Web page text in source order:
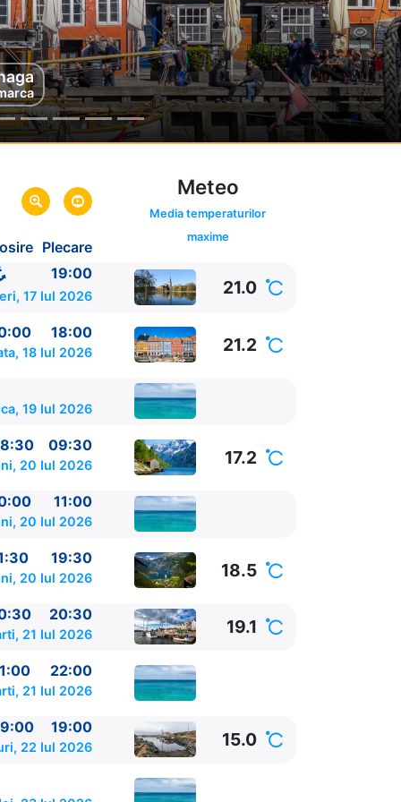
Plecare
Meteo
Media temperaturilor
maxime
19:00
17 Iul 2026 21.0
18:00
18 Iul 2026 21.2
19 Iul 2026
09:30
20 Iul 2026 17.2
11:00
20 Iul 2026
19:30
20 Iul 2026 18.5
20:30
21 Iul 2026 19.1
22:00
21 Iul 2026
19:00
22 Iul 2026 15.0